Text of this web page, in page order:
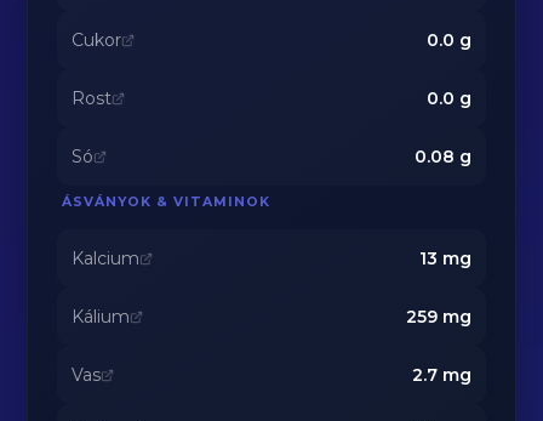
Cukor 0.0 g
Rost 0.0 g
Só 0.08 g
ÁSVÁNYOK & VITAMINOK
Kalcium 13 mg
Kálium 259mg
Vas 2.7mg